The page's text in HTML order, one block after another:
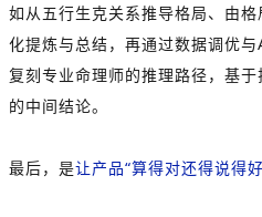
如从五行生克关系推导格局、由
化提炼与总结，再通过数据调优
复刻专业命理师的推理路径，基
的中间结论。
最后，是让产品“算得对还得说得好